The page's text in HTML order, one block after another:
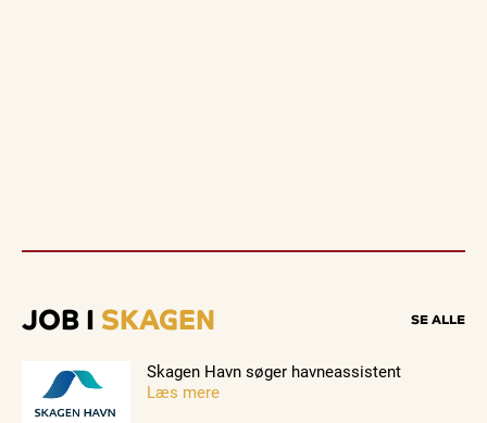
JOB I SKAGEN SE ALLE
Skagen Havn søger havneassistent
Læs mere